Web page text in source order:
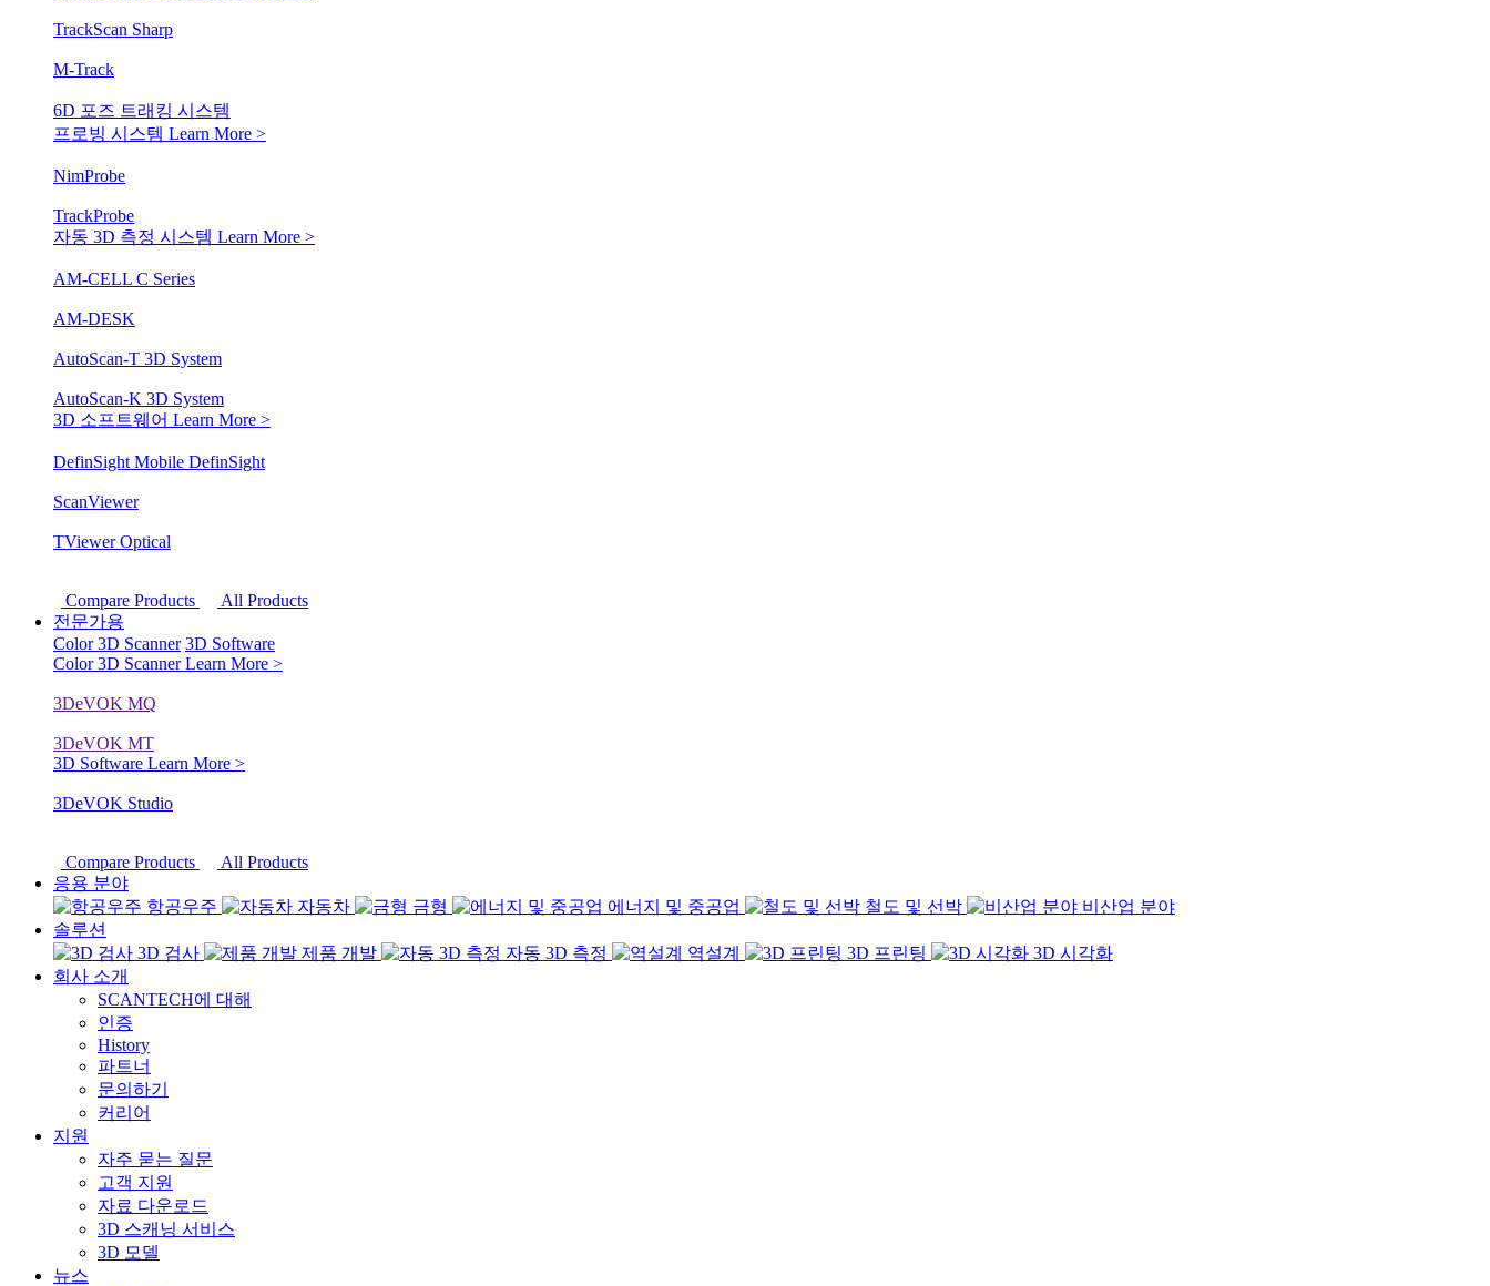
TrackScan Sharp
M-Track
6D 포즈 트래킹 시스템
프로빙 시스템 Learn More >
NimProbe
TrackProbe
자동 3D 측정 시스템 Learn More >
AM-CELL C Series
AM-DESK
AutoScan-T 3D System
AutoScan-K 3D System
3D 소프트웨어 Learn More >
DefinSight Mobile DefinSight
ScanViewer
TViewer Optical
Compare Products
All Products
전문가용
Color 3D Scanner 3D Software
Color 3D ScannerLearn More >
3DeVOK MQ
3DeVOK MT
3D Software Learn More >
3DeVOK Studio
Compare Products
All Products
응용 분야
항공우주
자동차 금형 에너지 및 중공업 철도 및 선박
비산업 분야
솔루션
3D 검사
제품 개발 자동 3D 측정 역설계 3D 프린팅
3D 시각화
회사 소개
SCANTECH에 대해
인증
History
파트너
문의하기
커리어
지원
자주 묻는 질문
고객 지원
자료 다운로드
3D 스캐닝 서비스
3D 모델
뉴스